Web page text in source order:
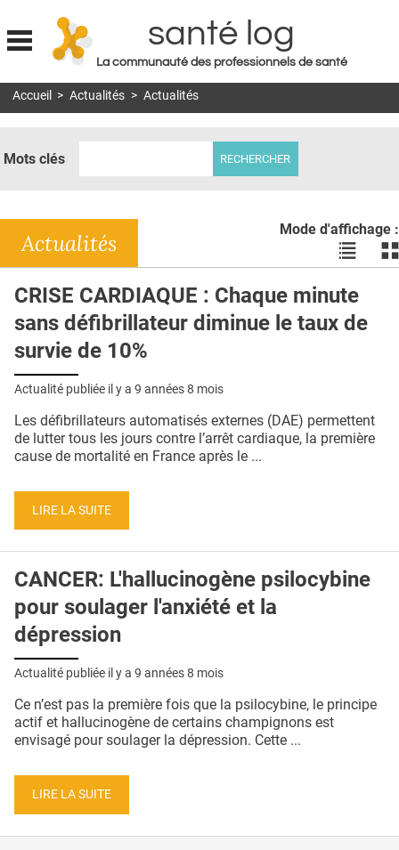
Jump to navigation
santé log
La communauté des professionnels de santé
MON COMPTE
DOSSIERS
RÉSEAUX
E-REVUE SAD
L'APP
PUBLICITÉ
CONTACT
Accueil > Actualités > Actualités
Mots clés
Mode d'affichage :
Voir
les
en
liste
les
Actualités
CRISE CARDIAQUE : Chaque minute
sans défibrillateur diminue le taux de
survie de 10%
Actualité publiée il y a 9 années 8 mois
Les défibrillateurs automatisés externes (DAE) permettent
de lutter tous les jours contre l’arrêt cardiaque, la première
cause de mortalité en France après le ...
LIRE LA SUITE
CANCER: L'hallucinogène psilocybine
pour soulager l'anxiété et la
dépression
Actualité publiée il y a 9 années 8 mois
Ce n’est pas la première fois que la psilocybine, le principe
actif et hallucinogène de certains champignons est
envisagé pour soulager la dépression. Cette ...
LIRE LA SUITE